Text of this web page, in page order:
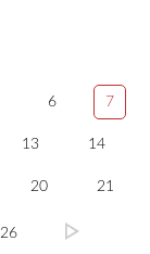
6 7
13 14
20 21
26